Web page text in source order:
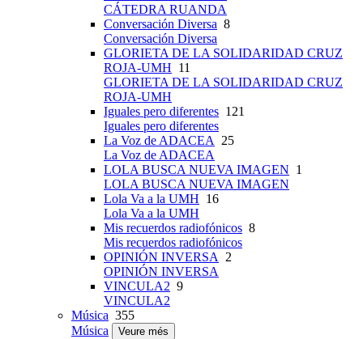
CÁTEDRA RUANDA
Conversación Diversa 8
Conversación Diversa
GLORIETA DE LA SOLIDARIDAD CRUZ
ROJA-UMH 11
GLORIETA DE LA SOLIDARIDAD CRUZ
ROJA-UMH
Iguales pero diferentes 121
Iguales pero diferentes
La Voz de ADACEA
25
La Voz de ADACEA
LOLA BUSCA NUEVA IMAGEN 1
LOLA BUSCA NUEVA IMAGEN
Lola Va a la UMH 16
Lola Va a la UMH
Mis recuerdos radiofónicos 8
Mis recuerdos radiofónicos
OPINIÓN INVERSA
2
OPINIÓN INVERSA
VINCULA2 9
VINCULA2
Música 355
Música
Veure més